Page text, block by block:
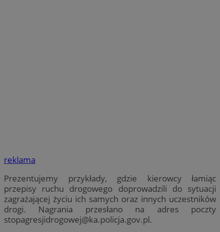
reklama
Prezentujemy przykłady, gdzie kierowcy łamiąc
przepisy ruchu drogowego doprowadzili do sytuacji
zagrażającej życiu ich samych oraz innych uczestników
drogi. Nagrania przesłano na adres poczty
stopagresjidrogowej@ka.policja.gov.pl.